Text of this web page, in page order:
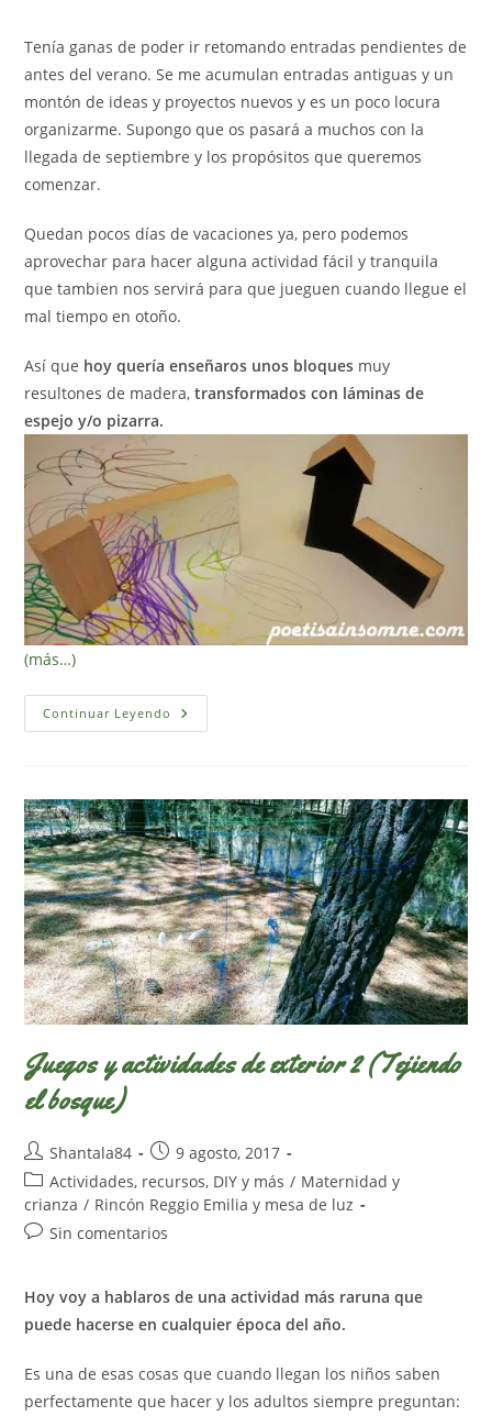
entrada:
Tenía ganas de poder ir retomando entradas pendientes de
antes del verano. Se me acumulan entradas antiguas y un
montón de ideas y proyectos nuevos y es un poco locura
organizarme. Supongo que os pasará a muchos con la
llegada de septiembre y los propósitos que queremos
comenzar.
Quedan pocos días de vacaciones ya, pero podemos
aprovechar para hacer alguna actividad fácil y tranquila
que tambien nos servirá para que jueguen cuando llegue el
mal tiempo en otoño.
Así que hoy quería enseñaros unos bloques muy
resultones de madera,transformados con láminas de
espejo y/o pizarra.
(más…)
Continuar Leyendo Bloques
De
DIY
Juegos y actividades de exterior 2 (Tejiendo
el bosque)
Autor
de
la
entrada:
Shantala84
Publicación
de
la
entrada:
9 agosto, 2017
Categoría
de
la
Actividades, recursos, DIY y más / Maternidad y
crianza / Rincón Reggio Emilia y mesa de luz
Comentarios
entrada:
Sin comentarios
Hoy voy a hablaros de una actividad más raruna que
puede hacerse en cualquier época del año.
Es una de esas cosas que cuando llegan los niños saben
perfectamente que hacer y los adultos siempre preguntan: